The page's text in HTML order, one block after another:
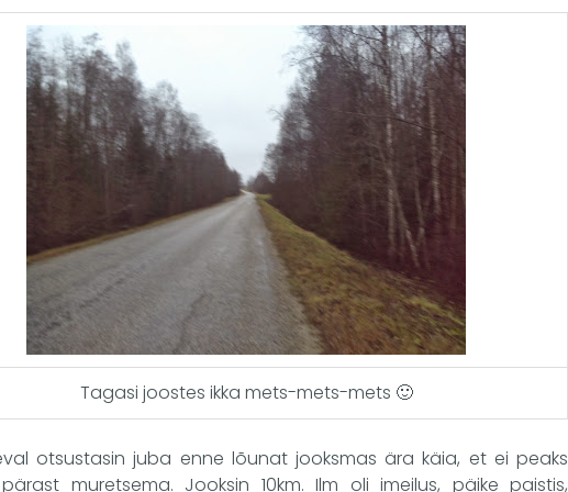
Tagasi joostes ikka mets-mets-mets 🙂
otsustasin juba enne lõunat jooksmas ära käia, et ei peaks
muretsema. Jooksin 10km. Ilm oli imeilus, päike paistis,